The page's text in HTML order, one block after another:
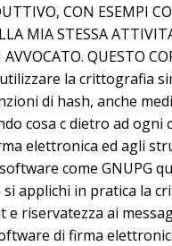
CON ESEMPI
MIA STESSA
QUESTO
utilizzare la crittografia
di hash, anche
cosa c dietro ad ogni
elettronica ed agli
come GNUPG
si applichi in pratica la
riservatezza ai
di firma